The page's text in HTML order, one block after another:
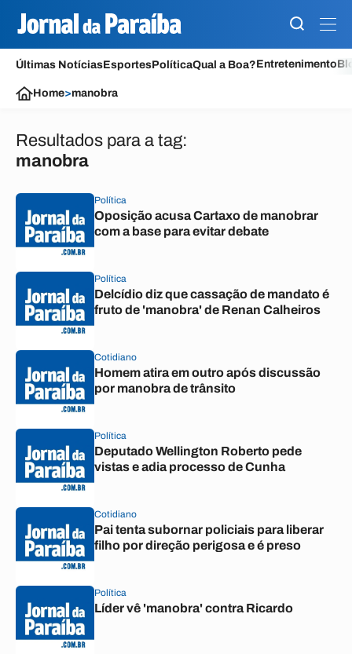
Últimas NotíciasEsportesPolíticaQual a Boa?Entretenimento
Home>manobra
Resultados para a tag:
manobra
Política
Oposição acusa Cartaxo de manobrar
com a base para evitar debate
Política
Delcídio diz que cassação de mandato é
fruto de 'manobra' de Renan Calheiros
Cotidiano
Homem atira em outro após discussão
por manobra de trânsito
Política
Deputado Wellington Roberto pede
vistas e adia processo de Cunha
Cotidiano
Pai tenta subornar policiais para liberar
filho por direção perigosa e é preso
Política
Líder vê 'manobra' contra Ricardo